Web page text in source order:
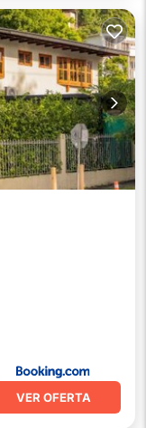
VER OFERTA